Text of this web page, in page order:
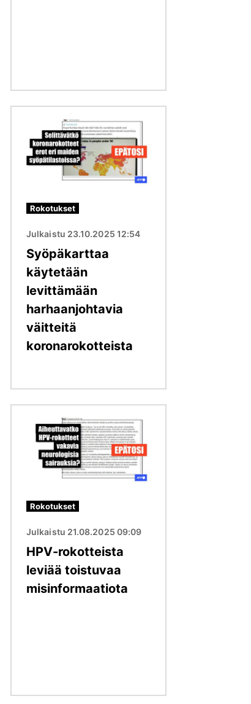
Rokotukset
Julkaistu 23.10.2025 12:54
Syöpäkarttaa
käytetään
levittämään
harhaanjohtavia
väitteitä
koronarokotteista
Rokotukset
Julkaistu 21.08.2025 09:09
HPV-rokotteista
leviää toistuvaa
misinformaatiota